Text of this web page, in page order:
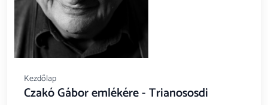
Kezdőlap
Czakó Gábor emlékére - Trianososdi